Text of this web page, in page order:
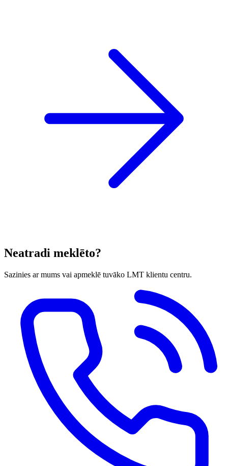
Neatradi meklēto?
Sazinies ar mums vai apmeklē tuvāko LMT klientu centru.